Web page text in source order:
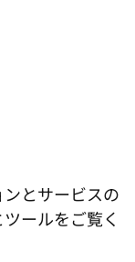
とサービスの
ールをご覧く